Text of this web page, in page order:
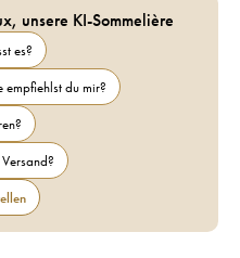
unsere KI-Sommelière
es?
empfiehlst du mir?